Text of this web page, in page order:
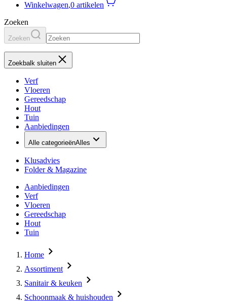
Winkelwagen,0 artikelen
Zoeken
Zoeken
Zoekbalk sluiten
Verf
Vloeren
Gereedschap
Hout
Tuin
Aanbiedingen
Alle categorieënAlles
Klusadvies
Folder & Magazine
Aanbiedingen
Verf
Vloeren
Gereedschap
Hout
Tuin
Home
Assortiment
Sanitair & keuken
Schoonmaak & huishouden